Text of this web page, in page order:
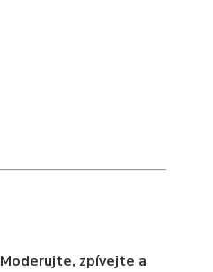
Moderujte, zpívejte a